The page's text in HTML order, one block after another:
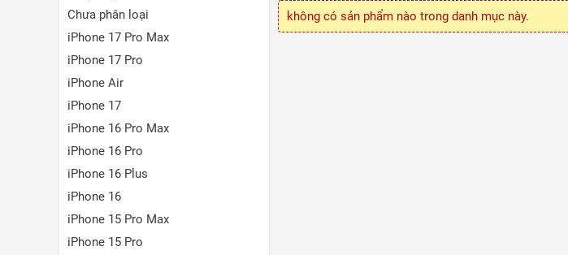
Chưa phân loại
iPhone 17 Pro Max
iPhone 17 Pro
iPhone Air
iPhone 17
iPhone 16 Pro Max
iPhone 16 Pro
iPhone 16 Plus
iPhone 16
iPhone 15 Pro Max
iPhone 15 Pro
không có sản phẩm nào trong danh mục này.